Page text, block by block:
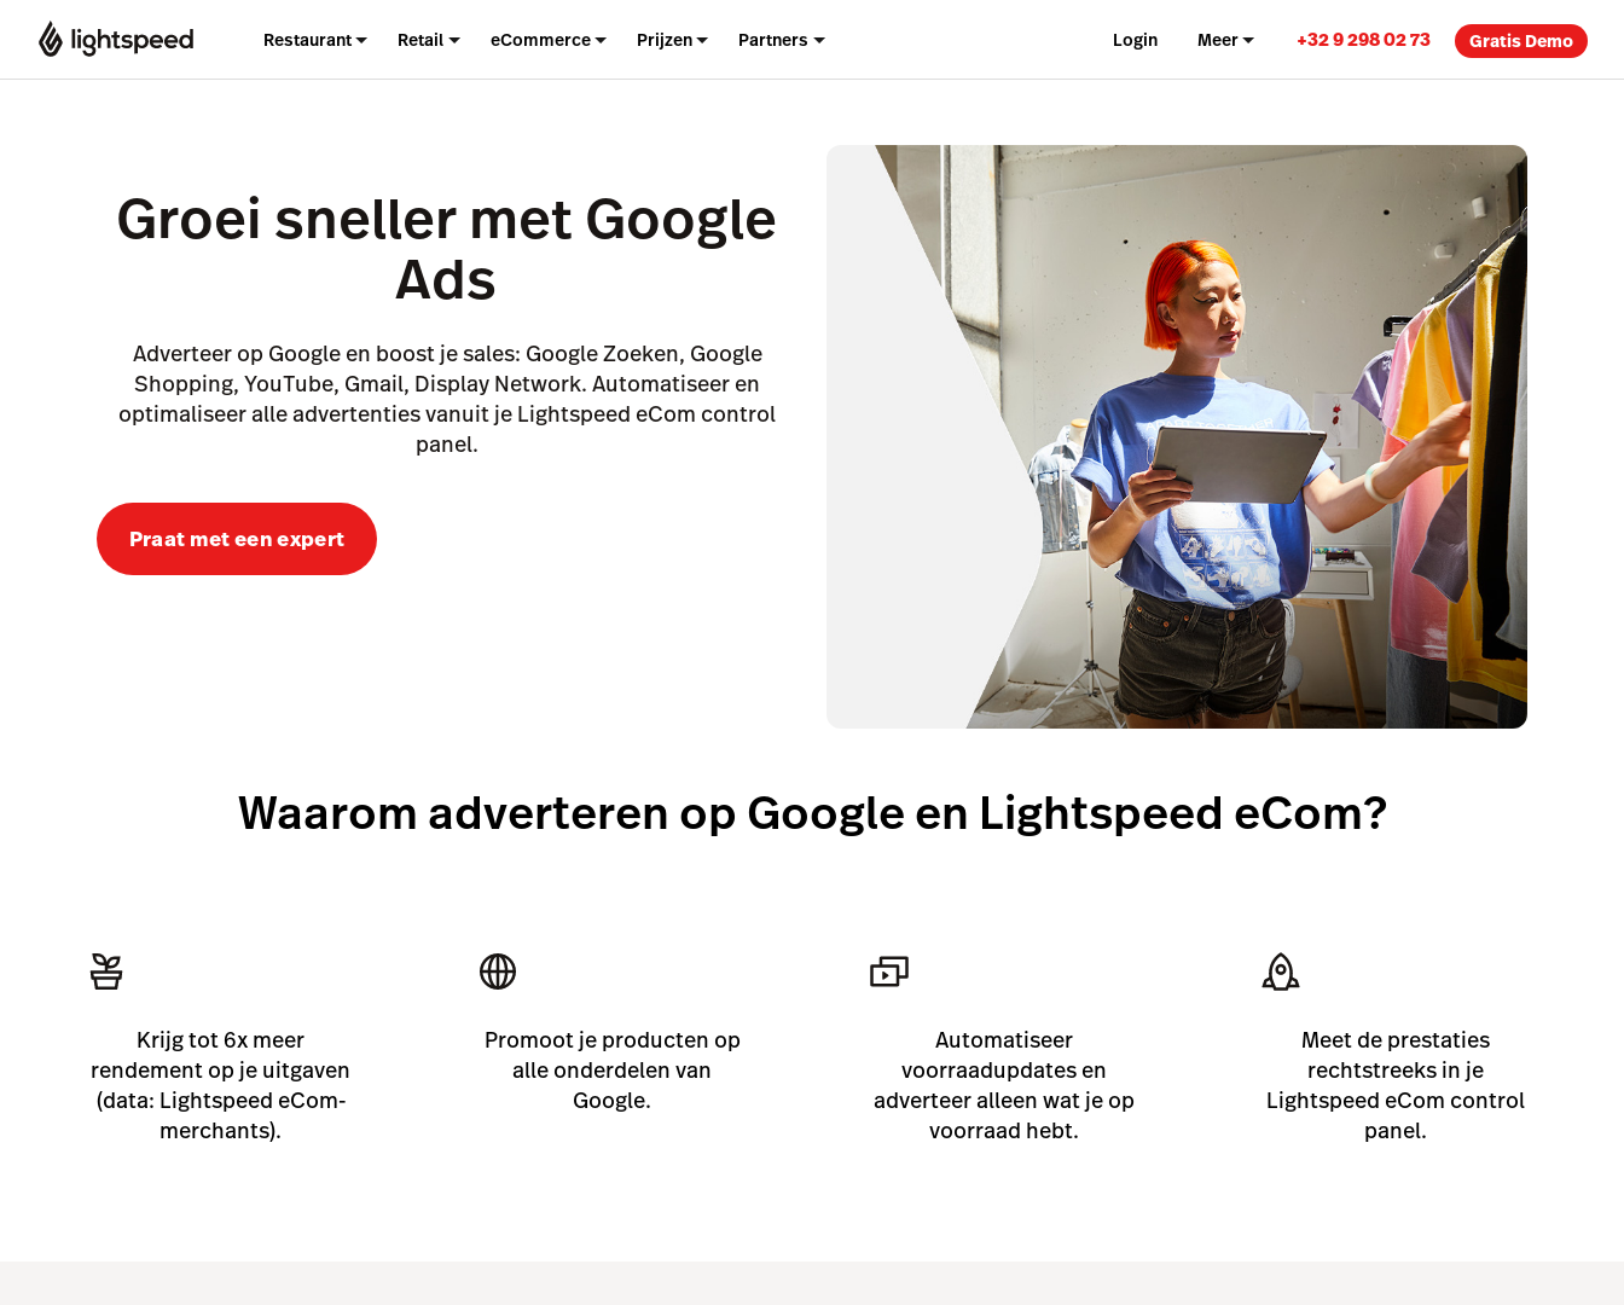
Restaurant Retail eCommerce Prijzen Partners Login Meer +32 9 298 02 73 Gratis Demo
Groei sneller met Google
Ads
Adverteer op Google en boost je sales: Google Zoeken, Google
Shopping, YouTube, Gmail, Display Network. Automatiseer en
optimaliseer alle advertenties vanuit je Lightspeed eCom control
panel.
Praat met een expert
Waarom adverteren op Google en Lightspeed eCom?
Krijg tot 6x meer
rendement op je uitgaven
(data: Lightspeed eCom-
merchants).
Promoot je producten op
alle onderdelen van
Google.
Automatiseer
voorraadupdates en
adverteer alleen wat je op
voorraad hebt.
Meet de prestaties
rechtstreeks in je
Lightspeed eCom control
panel.